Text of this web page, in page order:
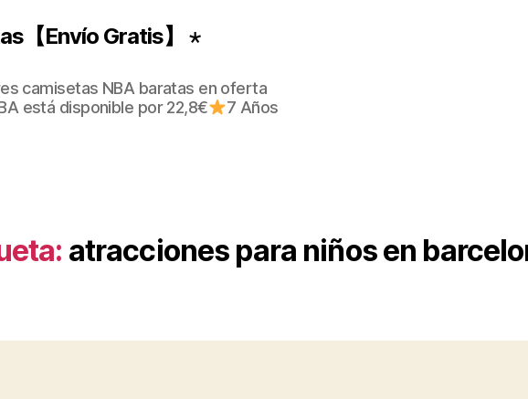
【Envío Gratis】 ⋆
camisetas NBA baratas en oferta
está disponible por 22,8€
7 Años
atracciones para niños en